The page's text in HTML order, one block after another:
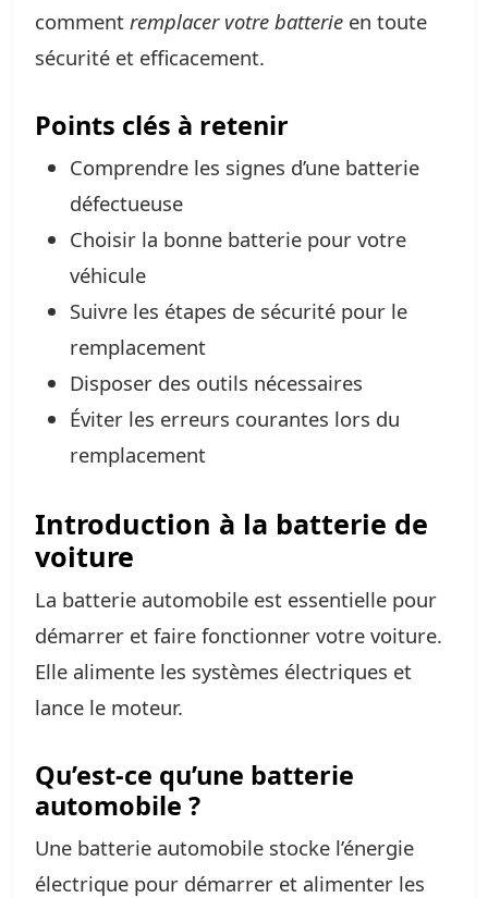
comment remplacer votre batterie en toute
sécurité et efficacement.
Points clés à retenir
Comprendre les signes d’une batterie
défectueuse
Choisir la bonne batterie pour votre
véhicule
Suivre les étapes de sécurité pour le
remplacement
Disposer des outils nécessaires
Éviter les erreurs courantes lors du
remplacement
Introduction à la batterie de
voiture
La batterie automobile est essentielle pour
démarrer et faire fonctionner votre voiture.
Elle alimente les systèmes électriques et
lance le moteur.
Qu’est-ce qu’une batterie
automobile ?
Une batterie automobile stocke l’énergie
électrique pour démarrer et alimenter les